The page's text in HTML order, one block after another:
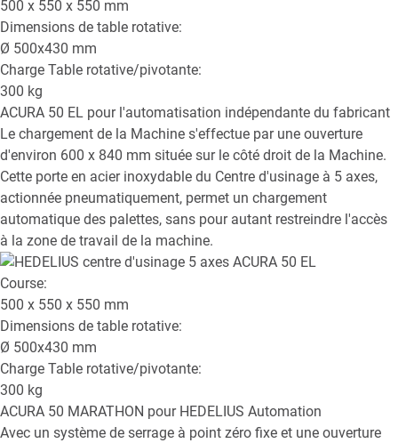
500 x 550 x 550 mm
Dimensions de table rotative:
Ø 500x430 mm
Charge Table rotative/pivotante:
300 kg
ACURA 50 EL pour l'automatisation indépendante du fabricant
Le chargement de la Machine s'effectue par une ouverture
d'environ 600 x 840 mm située sur le côté droit de la Machine.
Cette porte en acier inoxydable du Centre d'usinage à 5 axes,
actionnée pneumatiquement, permet un chargement
automatique des palettes, sans pour autant restreindre l'accès
à la zone de travail de la machine.
Course:
500 x 550 x 550 mm
Dimensions de table rotative:
Ø 500x430 mm
Charge Table rotative/pivotante:
300 kg
ACURA 50 MARATHON pour HEDELIUS Automation
Avec un système de serrage à point zéro fixe et une ouverture